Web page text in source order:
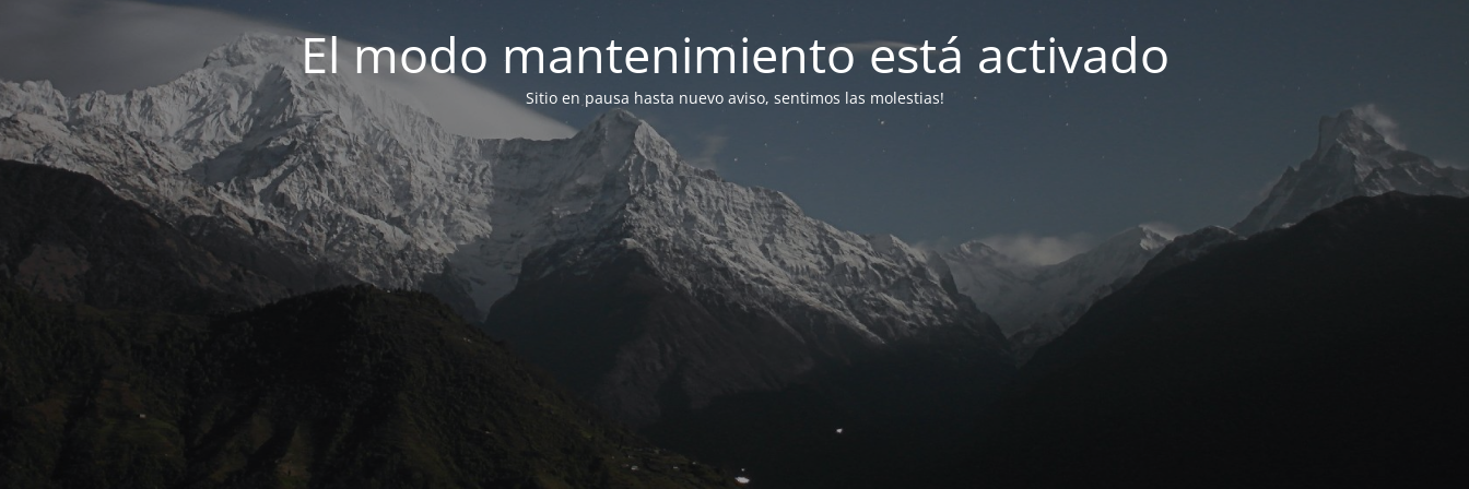
El modo mantenimiento está activado
Sitio en pausa hasta nuevo aviso, sentimos las molestias!